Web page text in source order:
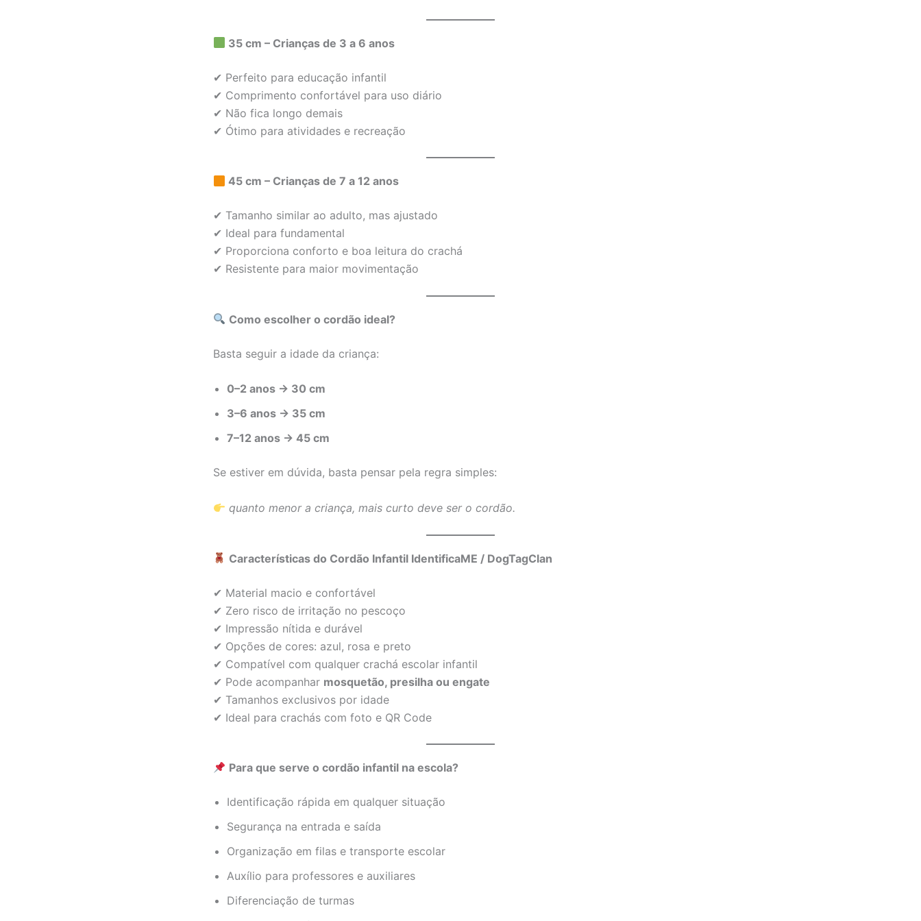
35 cm – Crianças de 3 a 6 anos
✔ Perfeito para educação infantil
✔ Comprimento confortável para uso diário
✔ Não fica longo demais
✔ Ótimo para atividades e recreação
45 cm – Crianças de 7 a 12 anos
✔ Tamanho similar ao adulto, mas ajustado
✔ Ideal para fundamental
✔ Proporciona conforto e boa leitura do crachá
✔ Resistente para maior movimentação
Como escolher o cordão ideal?
Basta seguir a idade da criança:
0–2 anos → 30 cm
3–6 anos → 35 cm
7–12 anos → 45 cm
Se estiver em dúvida, basta pensar pela regra simples:
quanto menor a criança, mais curto deve ser o cordão.
Características do Cordão Infantil IdentificaME / DogTagClan
✔ Material macio e confortável
✔ Zero risco de irritação no pescoço
✔ Impressão nítida e durável
✔ Opções de cores: azul, rosa e preto
✔ Compatível com qualquer crachá escolar infantil
✔ Pode acompanhar mosquetão, presilha ou engate
✔ Tamanhos exclusivos por idade
✔ Ideal para crachás com foto e QR Code
Para que serve o cordão infantil na escola?
Identificação rápida em qualquer situação
Segurança na entrada e saída
Organização em filas e transporte escolar
Auxílio para professores e auxiliares
Diferenciação de turmas